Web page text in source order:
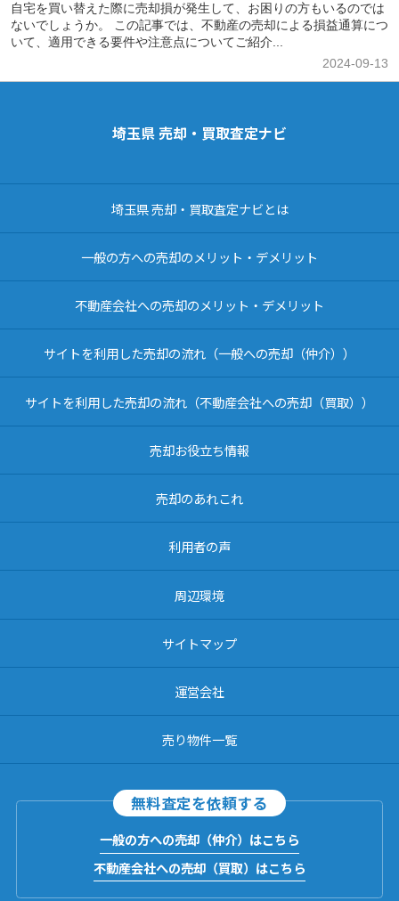
自宅を買い替えた際に売却損が発生して、お困りの方もいるのでは
ないでしょうか。 この記事では、不動産の売却による損益通算につ
いて、適用できる要件や注意点についてご紹介...
2024-09-13
埼玉県 売却・買取査定ナビ
埼玉県 売却・買取査定ナビとは
一般の方への売却のメリット・デメリット
不動産会社への売却のメリット・デメリット
サイトを利用した売却の流れ（一般への売却（仲介））
サイトを利用した売却の流れ（不動産会社への売却（買取））
売却お役立ち情報
売却のあれこれ
利用者の声
周辺環境
サイトマップ
運営会社
売り物件一覧
無料査定を依頼する
一般の方への売却（仲介）はこちら
不動産会社への売却（買取）はこちら